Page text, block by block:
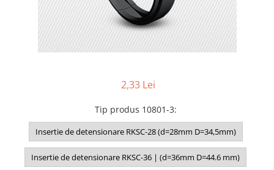
2,33 Lei
Tip produs 10801-3:
Insertie de detensionare RKSC-28 (d=28mm D=34,5mm)
Insertie de detensionare RKSC-36 | (d=36mm D=44.6 mm)